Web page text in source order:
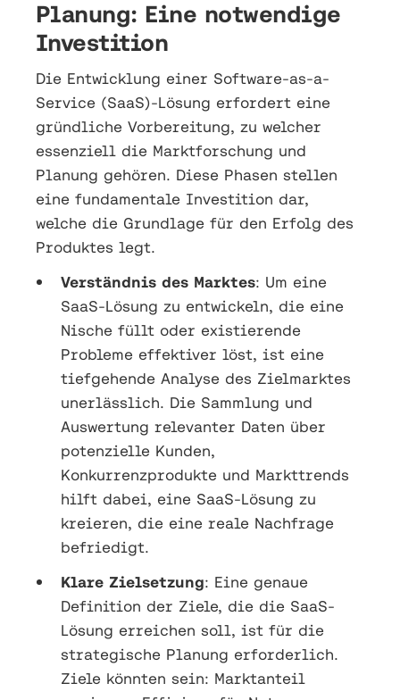
Planung: Eine notwendige
Investition
Die Entwicklung einer Software-as-a-
Service (SaaS)-Lösung erfordert eine
gründliche Vorbereitung, zu welcher
essenziell die Marktforschung und
Planung gehören. Diese Phasen stellen
eine fundamentale Investition dar,
welche die Grundlage für den Erfolg des
Produktes legt.
Verständnis des Marktes: Um eine
SaaS-Lösung zu entwickeln, die eine
Nische füllt oder existierende
Probleme effektiver löst, ist eine
tiefgehende Analyse des Zielmarktes
unerlässlich. Die Sammlung und
Auswertung relevanter Daten über
potenzielle Kunden,
Konkurrenzprodukte und Markttrends
hilft dabei, eine SaaS-Lösung zu
kreieren, die eine reale Nachfrage
befriedigt.
Klare Zielsetzung: Eine genaue
Definition der Ziele, die die SaaS-
Lösung erreichen soll, ist für die
strategische Planung erforderlich.
Ziele könnten sein: Marktanteil